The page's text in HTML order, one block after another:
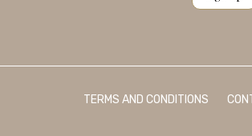
TERMS AND CONDITIONS